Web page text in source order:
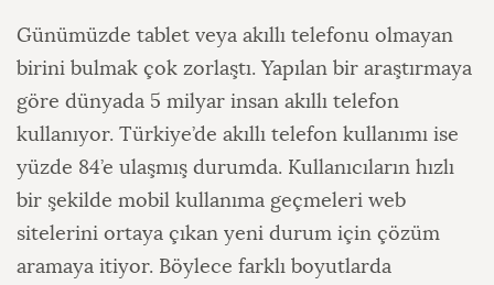
Günümüzde tablet veya akıllı telefonu olmayan
birini bulmak çok zorlaştı. Yapılan bir araştırmaya
göre dünyada 5 milyar insan akıllı telefon
kullanıyor. Türkiye’de akıllı telefon kullanımı ise
yüzde 84’e ulaşmış durumda. Kullanıcıların hızlı
bir şekilde mobil kullanıma geçmeleri web
sitelerini ortaya çıkan yeni durum için çözüm
aramaya itiyor. Böylece farklı boyutlarda